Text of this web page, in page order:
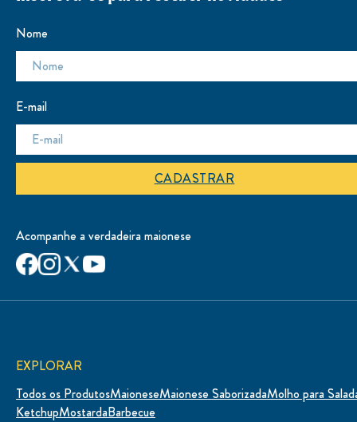
Nome
E-mail
CADASTRAR
Acompanhe a verdadeira maionese
EXPLORAR
Todos os ProdutosMaioneseMaionese SaborizadaMolho para
KetchupMostardaBarbecue